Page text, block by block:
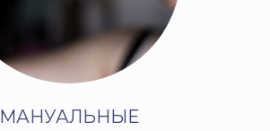
МАНУАЛЬНЫЕ